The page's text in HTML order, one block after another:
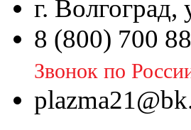
г. Волгоград,
8 (800) 700
Звонок по